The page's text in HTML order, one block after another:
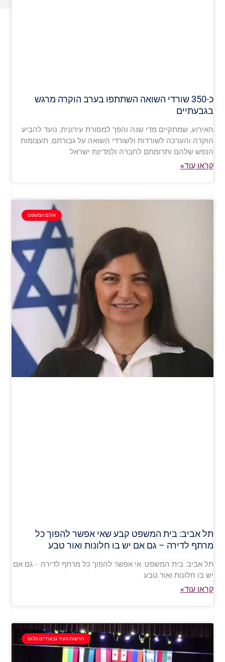
כ-350 שורדי השואה השתתפו בערב הוקרה מרגש
בגבעתיים
האירוע, שמתקיים מדי שנה והפך למסורת עירונית, נועד להביע
הוקרה והערכה לשורדות ולשורדי השואה על גבורתם, תעצומות
הנפש שלהם ותרומתם לחברה ולמדינת ישראל
קראו עוד»
אולם המשפט
תל אביב: בית המשפט קבע שאי אפשר להפוך כל
מרתף לדירה – גם אם יש בו חלונות ואור טבע
תל אביב: בית המשפט: אי אפשר להפוך כל מרתף לדירה – גם אם
יש בו חלונות ואור טבע
קראו עוד»
חדשות העיר גבעתיים פלוס